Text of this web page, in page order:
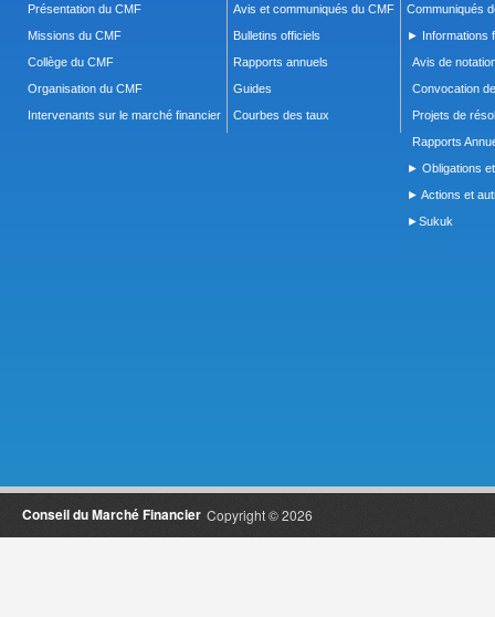
Présentation du CMF
Missions du CMF
Collège du CMF
Organisation du CMF
Intervenants sur le marché financier
Avis et communiqués du CMF
Bulletins officiels
Rapports annuels
Guides
Courbes des taux
Communiqués
► Informations
Avis de
Convocation
Projets de
Rapports
► Obligations
► Actions et
►Sukuk
Copyright © 2026
Conseil du Marché Financier